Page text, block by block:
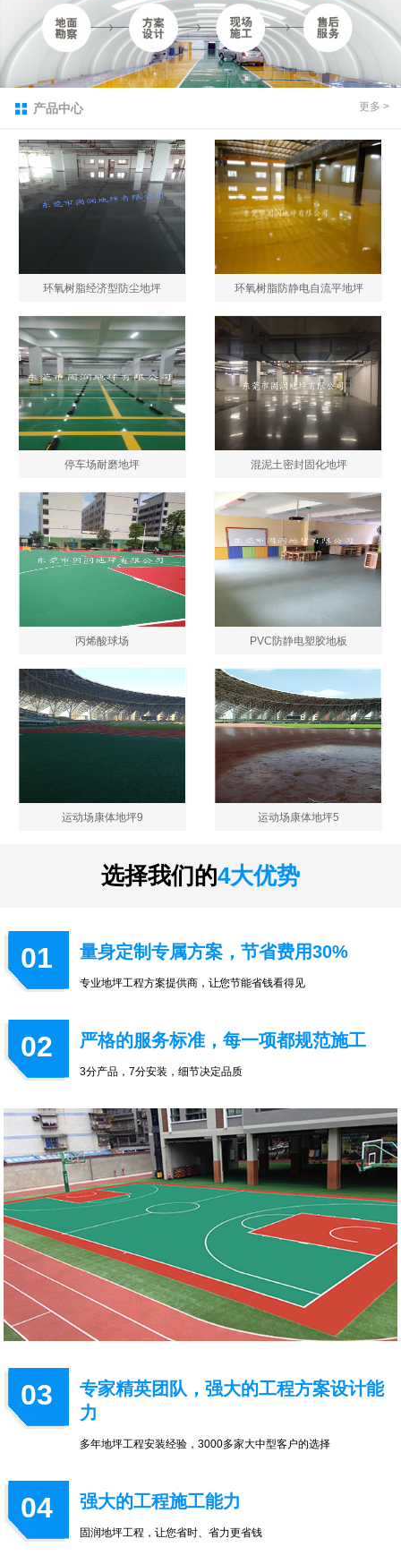
 产品中心 更多 >
环氧树脂经济型防尘地坪 环氧树脂防静电自流平地坪
停车场耐磨地坪 混泥土密封固化地坪
丙烯酸球场 PVC防静电塑胶地板
运动场康体地坪9 运动场康体地坪5
选择我们的4大优势
01 量身定制专属方案，节省费用30%
专业地坪工程方案提供商，让您节能省钱看得见
02 严格的服务标准，每一项都规范施工
3分产品，7分安装，细节决定品质
03
专家精英团队，强大的工程方案设计能
力
多年地坪工程安装经验，3000多家大中型客户的选择
04 强大的工程施工能力
固润地坪工程，让您省时、省力更省钱